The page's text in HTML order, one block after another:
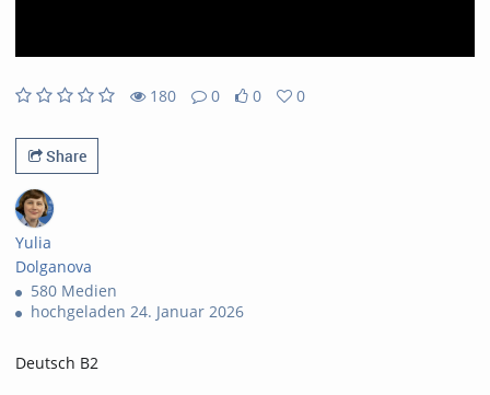
180
0
0
0
Share
Yulia
Dolganova
580 Medien
hochgeladen 24. Januar 2026
Deutsch B2